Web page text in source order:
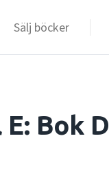
Sälj böcker
Bok D